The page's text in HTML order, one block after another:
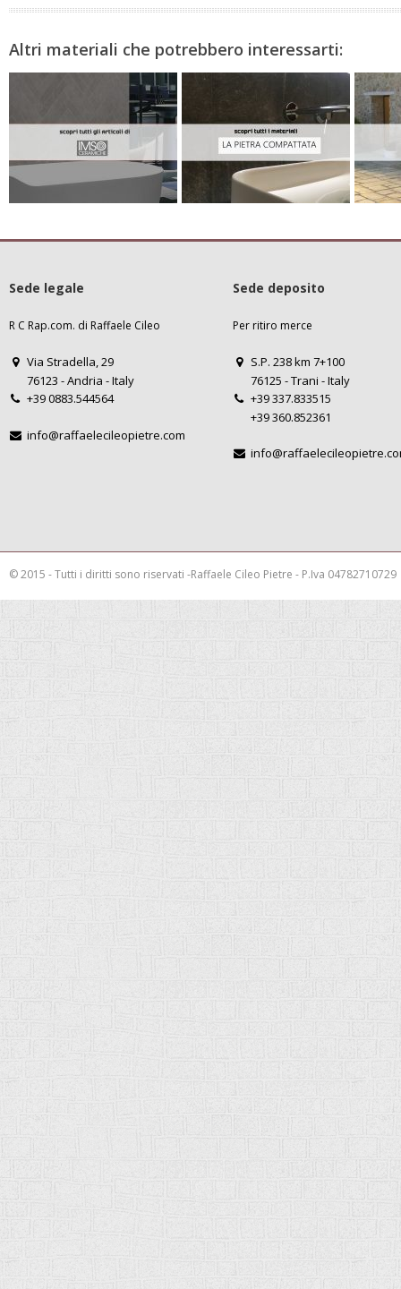
Altri materiali che potrebbero interessarti:
Sede legale
R C Rap.com. di Raffaele Cileo
Via Stradella, 29
76123 - Andria - Italy
+39 0883.544564
info@raffaelecileopietre.com
Sede deposito
Per ritiro merce
S.P. 238 km 7+100
76125 - Trani - Italy
+39 337.833515
+39 360.852361
© 2015 - Tutti i diritti sono riservati -Raffaele Cileo Pietre - P.Iva 04782710729